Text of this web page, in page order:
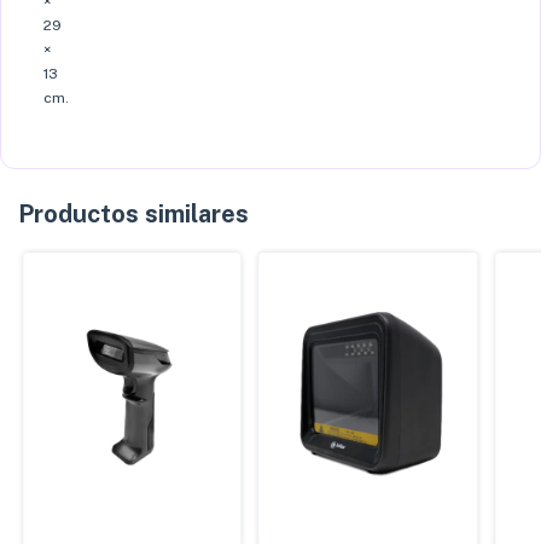
29
×
13
cm.
Productos similares